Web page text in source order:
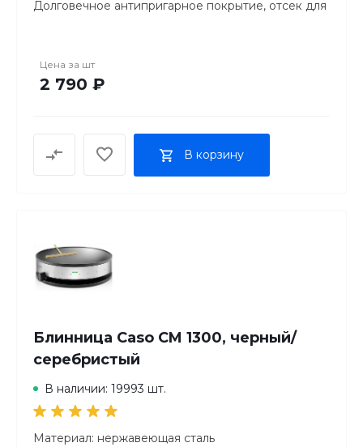
Долговечное антипригарное покрытие, отсек для
Цена за шт
2 790 ₽
В корзину
Блинница Caso CM 1300, черный/
серебристый
В наличии: 19993 шт.
Материал: нержавеющая сталь